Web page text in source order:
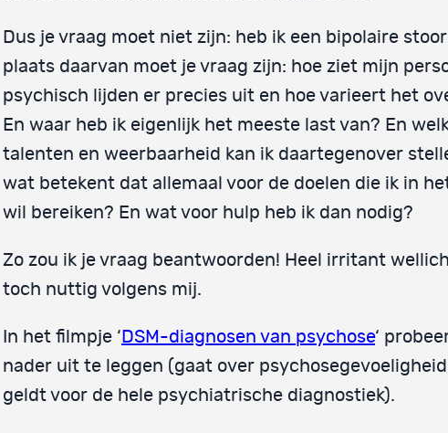
Dus je vraag moet niet zijn: heb ik een bipolaire
plaats daarvan moet je vraag zijn: hoe ziet mijn
psychisch lijden er precies uit en hoe varieert het
En waar heb ik eigenlijk het meeste last van? En
talenten en weerbaarheid kan ik daartegenover
wat betekent dat allemaal voor de doelen die ik in
wil bereiken? En wat voor hulp heb ik dan nodig?
Zo zou ik je vraag beantwoorden! Heel irritant
toch nuttig volgens mij.
In het filmpje ‘ DSM-diagnosen van psychose‘
nader uit te leggen (gaat over
geldt voor de hele psychiatrische diagnostiek).